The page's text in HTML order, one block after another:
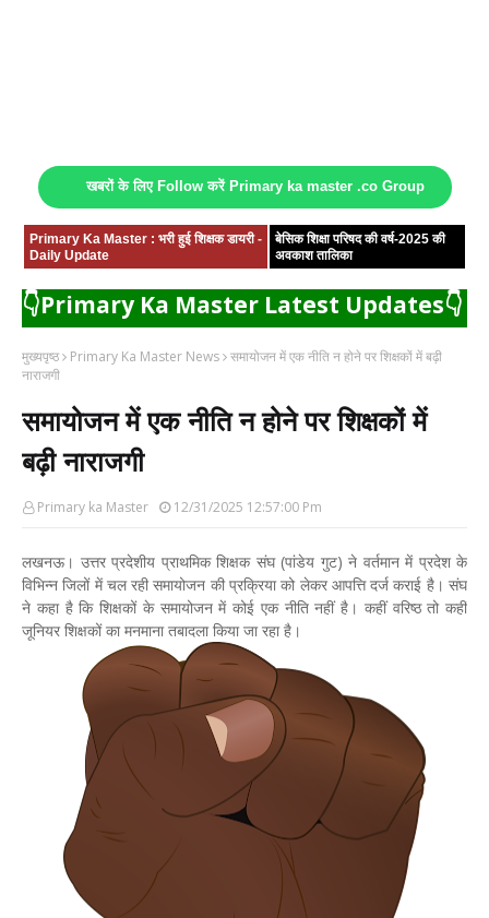
खबरों के लिए Follow करें Primary ka master .co Group
Primary Ka Master : भरी हुई शिक्षक डायरी -
Daily Update
बेसिक शिक्षा परिषद की वर्ष-2025 की
अवकाश तालिका
👇Primary Ka Master Latest Updates👇
मुख्यपृष्ठ Primary Ka Master News समायोजन में एक नीति न होने पर शिक्षकों में बढ़ी
नाराजगी
समायोजन में एक नीति न होने पर शिक्षकों में
बढ़ी नाराजगी
Primary ka Master 12/31/2025 12:57:00 Pm
लखनऊ। उत्तर प्रदेशीय प्राथमिक शिक्षक संघ (पांडेय गुट) ने वर्तमान में प्रदेश के
विभिन्न जिलों में चल रही समायोजन की प्रक्रिया को लेकर आपत्ति दर्ज कराई है। संघ
ने कहा है कि शिक्षकों के समायोजन में कोई एक नीति नहीं है। कहीं वरिष्ठ तो कहीं
जूनियर शिक्षकों का मनमाना तबादला किया जा रहा है।